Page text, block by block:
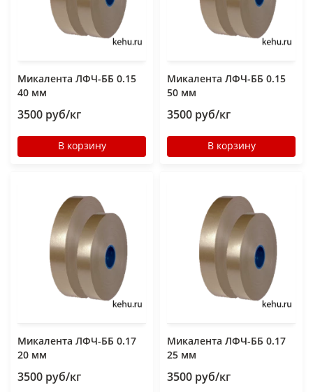
Микалента ЛФЧ-ББ 0.15
40 мм
3500 руб/кг
В корзину
Микалента ЛФЧ-ББ 0.15
50 мм
3500 руб/кг
В корзину
Микалента ЛФЧ-ББ 0.17
20 мм
3500 руб/кг
Микалента ЛФЧ-ББ 0.17
25 мм
3500 руб/кг